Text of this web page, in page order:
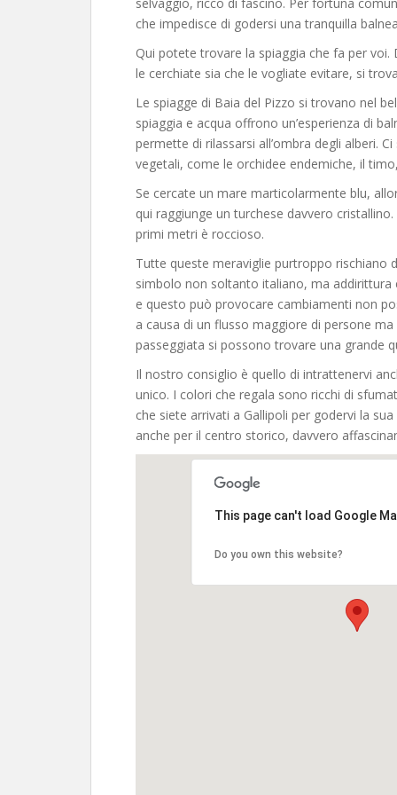
che impedisce di godersi una tranquilla
Qui potete trovare la spiaggia che fa per
le cerchiate sia che le vogliate evitare, si
Le spiagge di Baia del Pizzo si trovano nel
spiaggia e acqua offrono un’esperienza di
permette di rilassarsi all’ombra degli alberi.
vegetali, come le orchidee endemiche, il
Se cercate un mare marticolarmente blu,
qui raggiunge un turchese davvero
primi metri è roccioso.
Tutte queste meraviglie purtroppo rischiano
simbolo non soltanto italiano, ma
e questo può provocare cambiamenti non
a causa di un flusso maggiore di persone
passeggiata si possono trovare una grande
Il nostro consiglio è quello di intrattenervi
unico. I colori che regala sono ricchi di
che siete arrivati a Gallipoli per godervi la
anche per il centro storico, davvero
This page can't load Google
Do you own this website?